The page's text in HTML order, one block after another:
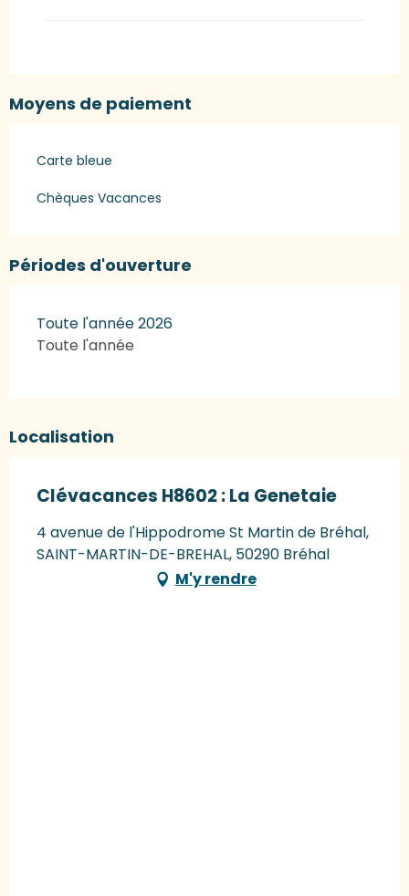
Moyens de paiement
Carte bleue
Chèques Vacances
Périodes d'ouverture
Toute l'année 2026
Toute l'année
Localisation
Clévacances H8602 : La Genetaie
4 avenue de l'Hippodrome St Martin de Bréhal,
SAINT-MARTIN-DE-BREHAL, 50290 Bréhal
M'y rendre